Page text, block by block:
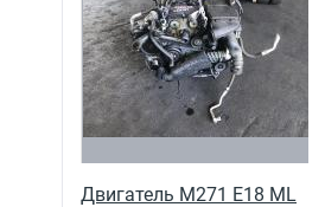
Двигатель M271 E18 ML